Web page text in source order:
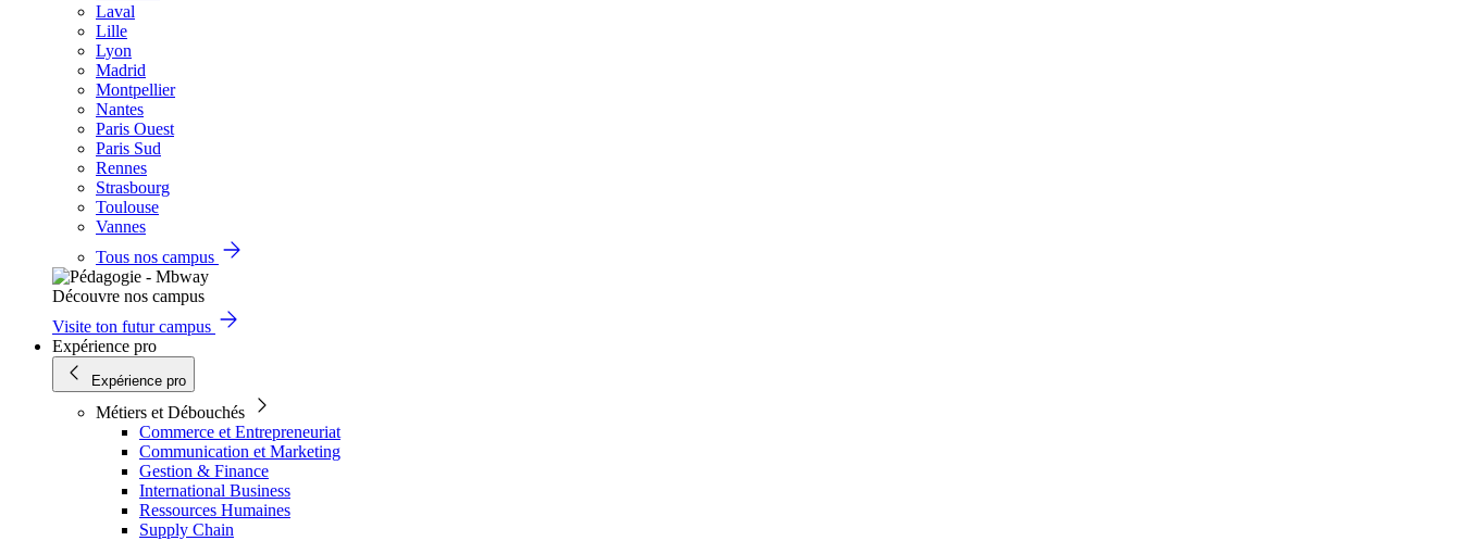
Laval
Lille
Lyon
Madrid
Montpellier
Nantes
Paris Ouest
Paris Sud
Rennes
Strasbourg
Toulouse
Vannes
Tous nos campus
Découvre nos campus
Visite ton futur campus
Expérience pro
Expérience pro
Métiers et Débouchés
Commerce et Entrepreneuriat
Communication et Marketing
Gestion & Finance
International Business
Ressources Humaines
Supply Chain